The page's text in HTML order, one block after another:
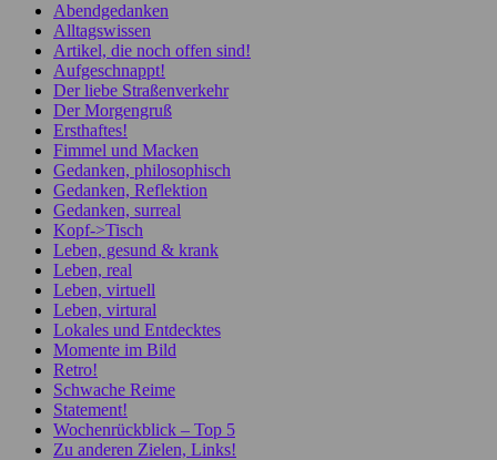
Abendgedanken
Alltagswissen
Artikel, die noch offen sind!
Aufgeschnappt!
Der liebe Straßenverkehr
Der Morgengruß
Ersthaftes!
Fimmel und Macken
Gedanken, philosophisch
Gedanken, Reflektion
Gedanken, surreal
Kopf->Tisch
Leben, gesund & krank
Leben, real
Leben, virtuell
Leben, virtural
Lokales und Entdecktes
Momente im Bild
Retro!
Schwache Reime
Statement!
Wochenrückblick – Top 5
Zu anderen Zielen, Links!